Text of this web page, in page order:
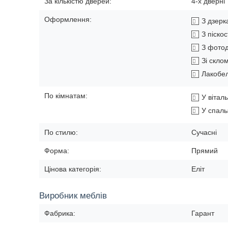
Оформлення:
З
З
З
Зі склом
По кімнатам:
У
У
По стилю: Сучасні
Форма: Прямий
Цінова категорія: Еліт
Виробник меблів
Фабрика: Гарант